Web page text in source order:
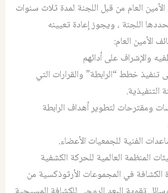
الأمين العام من قبل اللجنة لمدة ثلاث سنوات
اللجنة ، ويجوز إعادة تعيينه
الأمين العام:
والإشراف على أدائهم
تنفيذ خطط “الرابطة” والقرارات التي
التنفيذية.
ومقترحات لتطوير أهداف الرابطة
الفنية للجمعيات الأعضاء.
المنظمة العالمية للحركة الكشفية
الكشافة في المجموعات الأرثوذكسية من